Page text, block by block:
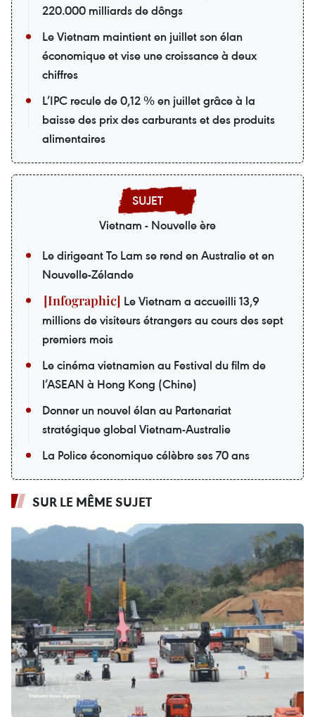
220.000 milliards de dôngs
Le Vietnam maintient en juillet son élan
économique et vise une croissance à deux
chiffres
L’IPC recule de 0,12 % en juillet grâce à la
baisse des prix des carburants et des produits
alimentaires
Vietnam - Nouvelle ère
Le dirigeant To Lam se rend en Australie et en
Nouvelle-Zélande
Le Vietnam a accueilli 13,9
millions de visiteurs étrangers au cours des sept
premiers mois
Le cinéma vietnamien au Festival du film de
l’ASEAN à Hong Kong (Chine)
Donner un nouvel élan au Partenariat
stratégique global Vietnam-Australie
La Police économique célèbre ses 70 ans
SUR LE MÊME SUJET